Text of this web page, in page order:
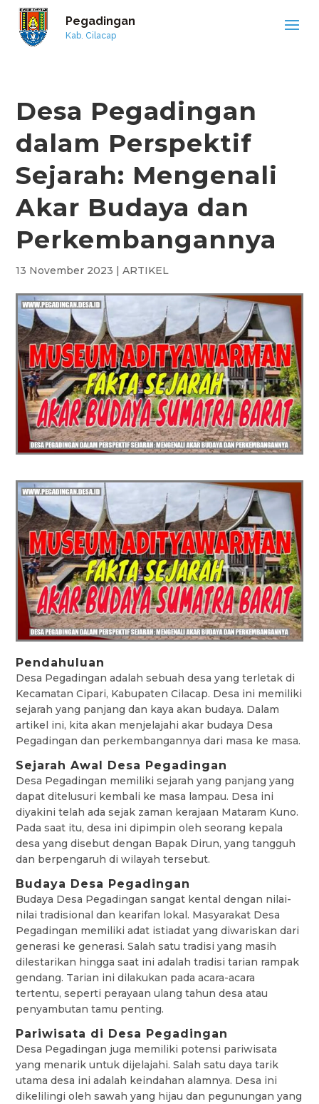
Pegadingan
Kab. Cilacap
Desa Pegadingan
dalam Perspektif
Sejarah: Mengenali
Akar Budaya dan
Perkembangannya
13 November 2023 |ARTIKEL
Pendahuluan
Desa Pegadingan adalah sebuah desa yang terletak di
Kecamatan Cipari, Kabupaten Cilacap. Desa ini memiliki
sejarah yang panjang dan kaya akan budaya. Dalam
artikel ini, kita akan menjelajahi akar budaya Desa
Pegadingan dan perkembangannya dari masa ke masa.
Sejarah Awal Desa Pegadingan
Desa Pegadingan memiliki sejarah yang panjang yang
dapat ditelusuri kembali ke masa lampau. Desa ini
diyakini telah ada sejak zaman kerajaan Mataram Kuno.
Pada saat itu, desa ini dipimpin oleh seorang kepala
desa yang disebut dengan Bapak Dirun, yang tangguh
dan berpengaruh di wilayah tersebut.
Budaya Desa Pegadingan
Budaya Desa Pegadingan sangat kental dengan nilai-
nilai tradisional dan kearifan lokal. Masyarakat Desa
Pegadingan memiliki adat istiadat yang diwariskan dari
generasi ke generasi. Salah satu tradisi yang masih
dilestarikan hingga saat ini adalah tradisi tarian rampak
gendang. Tarian ini dilakukan pada acara-acara
tertentu, seperti perayaan ulang tahun desa atau
penyambutan tamu penting.
Pariwisata di Desa Pegadingan
Desa Pegadingan juga memiliki potensi pariwisata
yang menarik untuk dijelajahi. Salah satu daya tarik
utama desa ini adalah keindahan alamnya. Desa ini
dikelilingi oleh sawah yang hijau dan pegunungan yang